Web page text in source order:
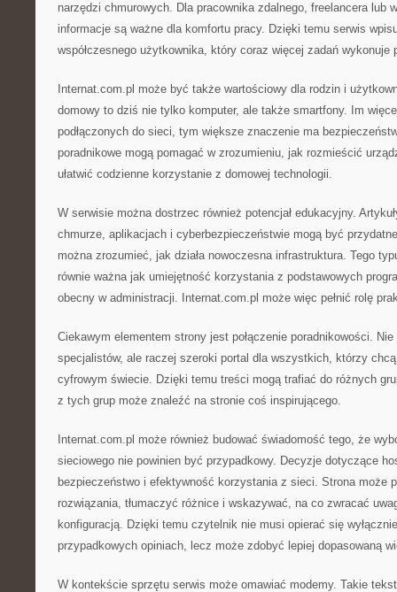
narzędzi chmurowych. Dla pracownika zdalnego, freelancera lub
informacje są ważne dla komfortu pracy. Dzięki temu serwis
współczesnego użytkownika, który coraz więcej zadań wykonuje
Internat.com.pl może być także wartościowy dla rodzin i
domowy to dziś nie tylko komputer, ale także smartfony. Im
podłączonych do sieci, tym większe znaczenie ma
poradnikowe mogą pomagać w zrozumieniu, jak rozmieścić
ułatwić codzienne korzystanie z domowej technologii.
W serwisie można dostrzec również potencjał edukacyjny.
chmurze, aplikacjach i cyberbezpieczeństwie mogą być
można zrozumieć, jak działa nowoczesna infrastruktura. Tego
równie ważna jak umiejętność korzystania z podstawowych
obecny w administracji. Internat.com.pl może więc pełnić rolę
Ciekawym elementem strony jest połączenie poradnikowości.
specjalistów, ale raczej szeroki portal dla wszystkich, którzy
cyfrowym świecie. Dzięki temu treści mogą trafiać do różnych
z tych grup może znaleźć na stronie coś inspirującego.
Internat.com.pl może również budować świadomość tego, że
sieciowego nie powinien być przypadkowy. Decyzje dotyczące
bezpieczeństwo i efektywność korzystania z sieci. Strona może
rozwiązania, tłumaczyć różnice i wskazywać, na co zwracać
konfiguracją. Dzięki temu czytelnik nie musi opierać się
przypadkowych opiniach, lecz może zdobyć lepiej dopasowaną
W kontekście sprzętu serwis może omawiać modemy. Takie